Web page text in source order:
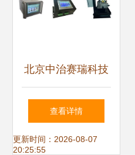
北京中治赛瑞科技
以精密测控与专业
服务，赋能工业自
查看详情
更新时间：2026-08-07
20:25:55